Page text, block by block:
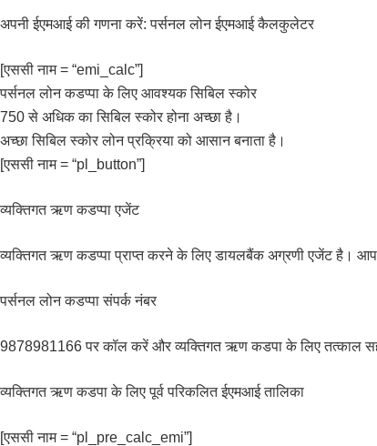
अपनी ईएमआई की गणना करें: पर्सनल लोन ईएमआई कैलकुलेटर
[एससी नाम = “emi_calc”]
पर्सनल लोन कडप्पा के लिए आवश्यक सिबिल स्कोर
750 से अधिक का सिबिल स्कोर होना अच्छा है।
अच्छा सिबिल स्कोर लोन प्रक्रिया को आसान बनाता है।
[एससी नाम = “pl_button”]
व्यक्तिगत ऋण कडप्पा एजेंट
व्यक्तिगत ऋण कडप्पा प्राप्त करने के लिए डायलबैंक अग्रणी एजेंट
पर्सनल लोन कडप्पा संपर्क नंबर
9878981166 पर कॉल करें और व्यक्तिगत ऋण कडपा के लिए तत्काल
व्यक्तिगत ऋण कडपा के लिए पूर्व परिकलित ईएमआई तालिका
[एससी नाम = “pl_pre_calc_emi”]